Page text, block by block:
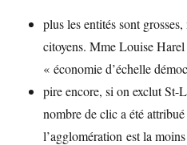
plus les entités sont
citoyens. Mme Louise
« économie d’échelle
pire encore, si on exclut
nombre de clic a été
l’agglomération est la